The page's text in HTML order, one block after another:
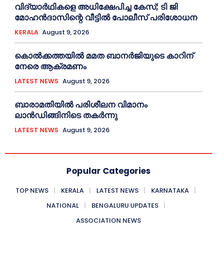
വിദ്യാര്‍ഥികളെ അധിക്ഷേപിച്ച കേസ്; ടി ജി
മോഹന്‍ദാസിന്റെ വീട്ടില്‍ പോലീസ് പരിശോധന
KERALA August 9, 2026
കൊല്‍ക്കത്തയില്‍ മമത ബാനര്‍ജിയുടെ കാറിന്
നേരെ ആക്രമണം
LATEST NEWS August 9, 2026
ബാരാമതിയില്‍ പരിശീലന വിമാനം
ലാന്‍ഡിങ്ങിനിടെ തകര്‍ന്നു
LATEST NEWS August 9, 2026
Popular Categories
TOP NEWS KERALA LATEST NEWS
KARNATAKA
NATIONAL
BENGALURU UPDATES
ASSOCIATION NEWS